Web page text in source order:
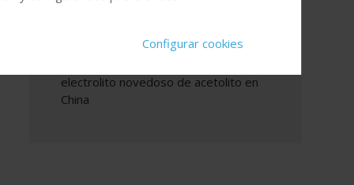
de que persisten los desafíos
Asahi Kasei firma el primer acuerdo de
electrolito novedoso de acetolito en
China
Configurar cookies